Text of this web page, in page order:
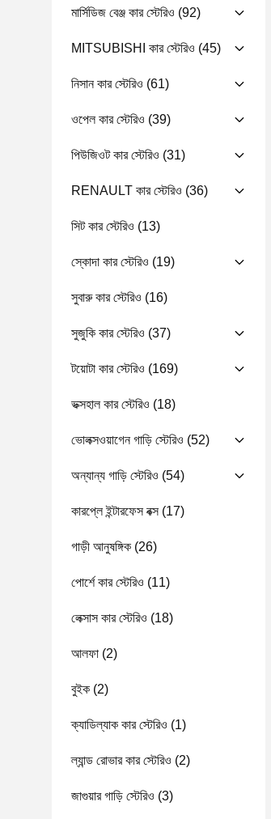
মার্সিডিজ বেঞ্জ কার স্টেরিও (92)
MITSUBISHI কার স্টেরিও (45)
নিসান কার স্টেরিও (61)
ওপেল কার স্টেরিও (39)
পিউজিওট কার স্টেরিও (31)
RENAULT কার স্টেরিও (36)
সিট কার স্টেরিও (13)
স্কোদা কার স্টেরিও (19)
সুবারু কার স্টেরিও (16)
সুজুকি কার স্টেরিও (37)
টয়োটা কার স্টেরিও (169)
ভক্সহাল কার স্টেরিও (18)
ভোলক্সওয়াগেন গাড়ি স্টেরিও (52)
অন্যান্য গাড়ি স্টেরিও (54)
কারপ্লে ইন্টারফেস বক্স(17)
গাড়ী আনুষঙ্গিক (26)
পোর্শে কার স্টেরিও (11)
লেক্সাস কার স্টেরিও (18)
আলফা (2)
বুইক (2)
ক্যাডিল্যাক কার স্টেরিও (1)
ল্যান্ড রোভার কার স্টেরিও (2)
জাগুয়ার গাড়ি স্টেরিও (3)